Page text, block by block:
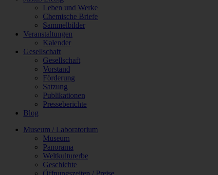
Leben und Werke
Chemische Briefe
Sammelbilder
Veranstaltungen
Kalender
Gesellschaft
Gesellschaft
Vorstand
Förderung
Satzung
Publikationen
Presseberichte
Blog
Museum / Laboratorium
Museum
Panorama
Weltkulturerbe
Geschichte
Öffnungszeiten / Preise